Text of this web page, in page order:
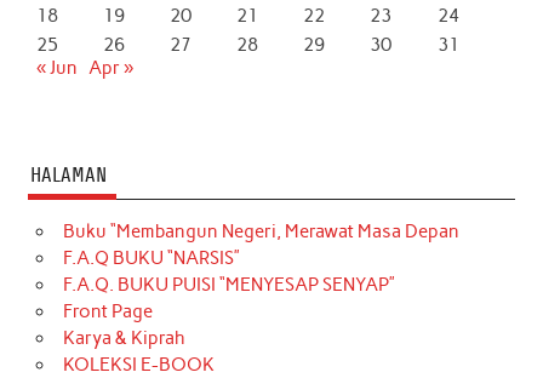
18
19 20 21 22 23
24
25
26 27 28 29 30
31
« Jun Apr »
HALAMAN
Buku “Membangun Negeri, Merawat Masa Depan
F.A.Q BUKU “NARSIS”
F.A.Q. BUKU PUISI “MENYESAP SENYAP”
Front Page
Karya & Kiprah
KOLEKSI E-BOOK